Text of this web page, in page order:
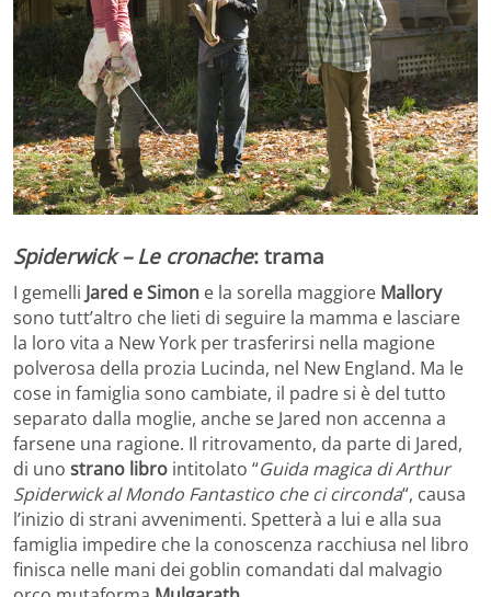
Spiderwick – Le cronache: trama
I gemelli Jared e Simon e la sorella maggiore Mallory
sono tutt’altro che lieti di seguire la mamma e lasciare
la loro vita a New York per trasferirsi nella magione
polverosa della prozia Lucinda, nel New England. Ma le
cose in famiglia sono cambiate, il padre si è del tutto
separato dalla moglie, anche se Jared non accenna a
farsene una ragione. Il ritrovamento, da parte di Jared,
di uno strano libro intitolato “Guida magica di Arthur
Spiderwick al Mondo Fantastico che ci circonda“, causa
l’inizio di strani avvenimenti. Spetterà a lui e alla sua
famiglia impedire che la conoscenza racchiusa nel libro
finisca nelle mani dei goblin comandati dal malvagio